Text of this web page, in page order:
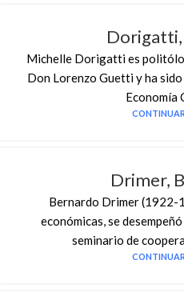
Michelle Dorigatti es
Don Lorenzo Guetti y ha
Economía
Drimer,
Bernardo Drimer (1922-
económicas, se
seminario de